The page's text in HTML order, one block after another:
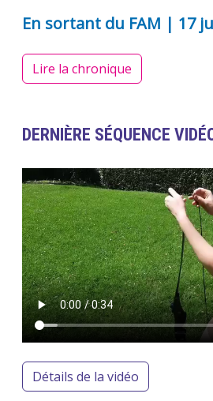
En sortant du FAM | 17
Lire la chronique
DERNIÈRE SÉQUENCE
Fichier vidéo
Détails de la vidéo